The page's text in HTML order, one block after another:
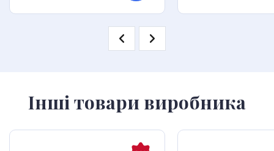
Інші товари виробника